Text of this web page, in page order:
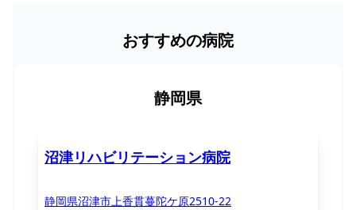
おすすめの病院
静岡県
沼津リハビリテーション病院
静岡県沼津市上香貫蔓陀ケ原2510-22